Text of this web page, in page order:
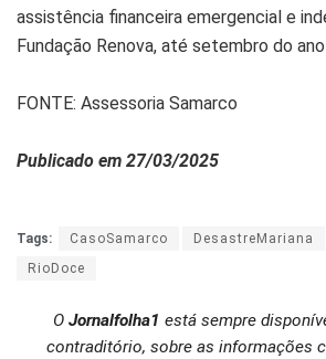
assistência financeira emergencial e
Fundação Renova, até setembro do
FONTE: Assessoria Samarco
Publicado em 27/03/2025
Tags: CasoSamarco DesastreMariana
RioDoce
O Jornalfolha1 está sempre
contraditório, sobre as informações